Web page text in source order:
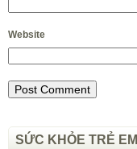
Website
SỨC KHỎE TRẺ EM